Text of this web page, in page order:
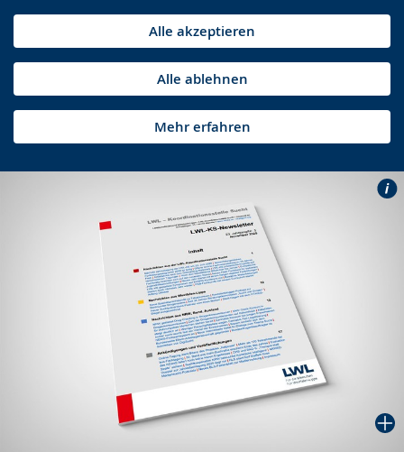
Alle akzeptieren
Alle ablehnen
Mehr erfahren